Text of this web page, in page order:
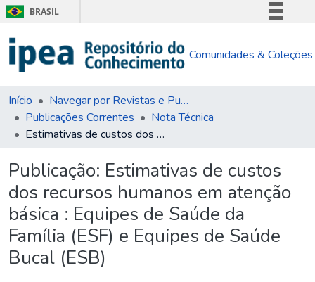
BRASIL
Comunica BR
Legislação
Comunidades & Coleções
Início
Navegar por Revistas e Publicações Seriadas
Publicações Correntes
Nota Técnica
Estimativas de custos dos recursos humanos em atenção básica : Equipes de Saúde da Família (ESF) e Equipes de Saúde Bucal (ESB)
Publicação: Estimativas de custos
dos recursos humanos em atenção
básica : Equipes de Saúde da
Família (ESF) e Equipes de Saúde
Bucal (ESB)